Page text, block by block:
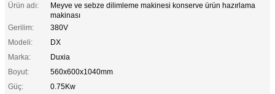
Ürün adı:
Meyve ve sebze dilimleme makinesi konserve ürün hazırlama
makinası
Gerilim:
380V
Modeli:
DX
Marka:
Duxia
Boyut:
560x600x1040mm
Güç:
0.75Kw